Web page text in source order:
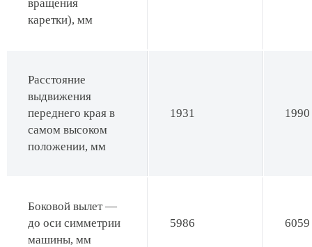
вращения
каретки), мм
Расстояние
выдвижения
переднего края в
самом высоком
положении, мм
1931 1990
Боковой вылет —
до оси симметрии
машины, мм
5986 6059